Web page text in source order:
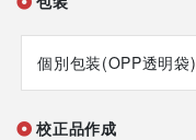
個別包装(OPP透明袋)
校正品作成